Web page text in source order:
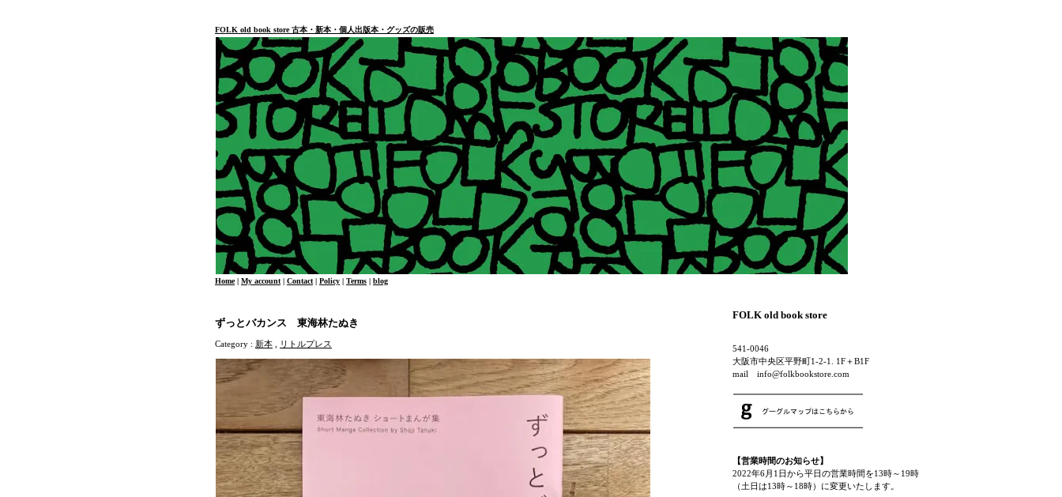
FOLK old book store 古本・新本・個人出版本・グッズの販売
Home| My account | Contact | Policy | Terms | blog
ずっとバカンス 東海林たぬき
Category : 新本 リトルプレス
FOLK old book store
541-0046
大阪市中央区平野町1-2-1. 1F＋B1F
mail info@folkbookstore.com
【営業時間のお知らせ】
2022年6月1日から平日の営業時間を13時～19時
（土日は13時～18時）に変更いたします。